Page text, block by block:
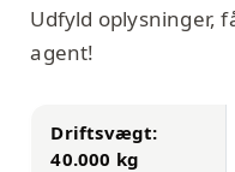
Udfyld oplysninger,
agent!
Driftsvægt:
40.000 kg